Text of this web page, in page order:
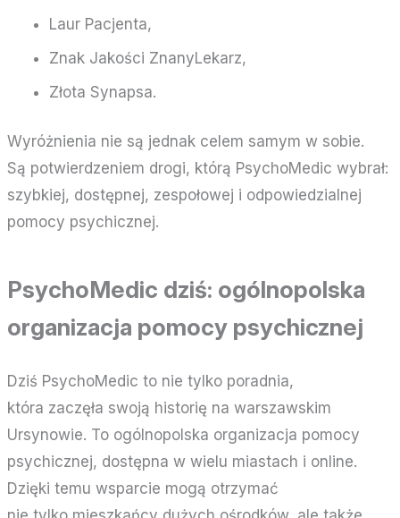
Laur Pacjenta,
Znak Jakości ZnanyLekarz,
Złota Synapsa.
Wyróżnienia nie są jednak celem samym w sobie.
Są potwierdzeniem drogi, którą PsychoMedic wybrał:
szybkiej, dostępnej, zespołowej i odpowiedzialnej
pomocy psychicznej.
PsychoMedic dziś: ogólnopolska
organizacja pomocy psychicznej
Dziś PsychoMedic to nie tylko poradnia,
która zaczęła swoją historię na warszawskim
Ursynowie. To ogólnopolska organizacja pomocy
psychicznej, dostępna w wielu miastach i online.
Dzięki temu wsparcie mogą otrzymać